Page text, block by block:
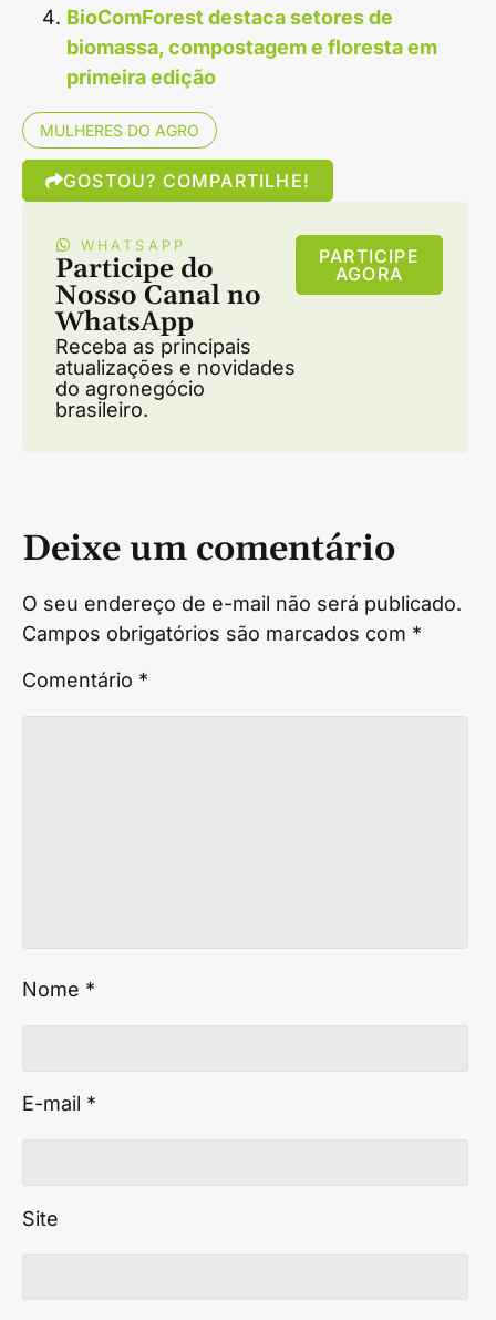
BioComForest destaca setores de
biomassa, compostagem e floresta em
primeira edição
MULHERES DO AGRO
GOSTOU? COMPARTILHE!
WHATSAPP
Participe do
Nosso Canal no
WhatsApp
Receba as principais
atualizações e novidades
do agronegócio
brasileiro.
PARTICIPE
AGORA
Deixe um comentário
O seu endereço de e-mail não será publicado.
Campos obrigatórios são marcados com *
Comentário *
Nome *
E-mail *
Site